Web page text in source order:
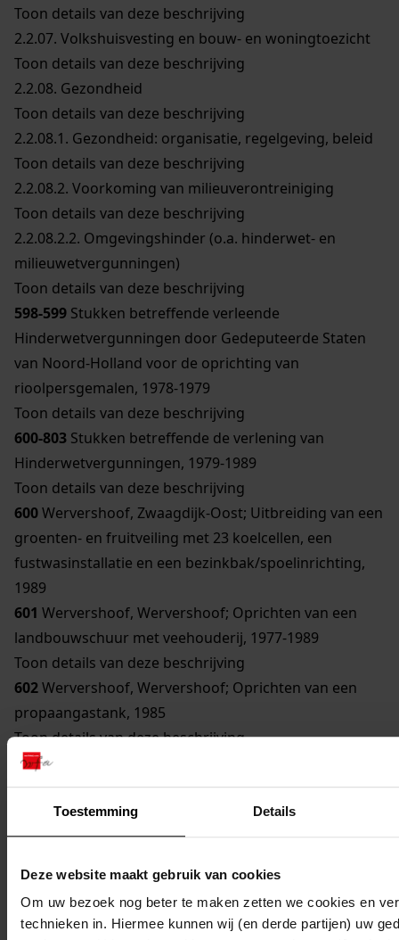
Toestemming Details
Deze website maakt gebruik van cookies
Om uw bezoek nog beter te maken zetten we cookies en
technieken in. Hiermee kunnen wij (en derde partijen) uw
Toon details van deze beschrijving
2.2.07. Volkshuisvesting en bouw- en woningtoezicht
Toon details van deze beschrijving
2.2.08. Gezondheid
Toon details van deze beschrijving
2.2.08.1. Gezondheid: organisatie, regelgeving, beleid
Toon details van deze beschrijving
2.2.08.2. Voorkoming van milieuverontreiniging
Toon details van deze beschrijving
2.2.08.2.2. Omgevingshinder (o.a. hinderwet- en
milieuwetvergunningen)
Toon details van deze beschrijving
598-599 Stukken betreffende verleende
Hinderwetvergunningen door Gedeputeerde Staten
van Noord-Holland voor de oprichting van
rioolpersgemalen, 1978-1979
Toon details van deze beschrijving
600-803 Stukken betreffende de verlening van
Hinderwetvergunningen, 1979-1989
Toon details van deze beschrijving
600Wervershoof, Zwaagdijk-Oost; Uitbreiding van een
groenten- en fruitveiling met 23 koelcellen, een
fustwasinstallatie en een bezinkbak/spoelinrichting,
1989
601 Wervershoof, Wervershoof; Oprichten van een
landbouwschuur met veehouderij, 1977-1989
Toon details van deze beschrijving
602Wervershoof, Wervershoof; Oprichten van een
propaangastank, 1985
Toon details van deze beschrijving
603Wervershoof, Wervershoof; Oprichten van een
stroomaggregaat, 1985
Wervershoof, Wervershoof; Oprichten van een
Brood- en banketbakkerij met winkel, 1983-1989
Wervershoof, Wervershoof; Oprichten van een
winkel, 1981-1986